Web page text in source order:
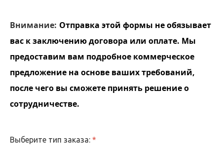
Внимание: Отправка этой формы не обязывает
вас к заключению договора или оплате. Мы
предоставим вам подробное коммерческое
предложение на основе ваших требований,
после чего вы сможете принять решение о
сотрудничестве.
Выберите тип заказа: *